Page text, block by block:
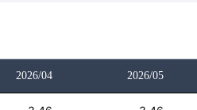
2026/04 2026/05